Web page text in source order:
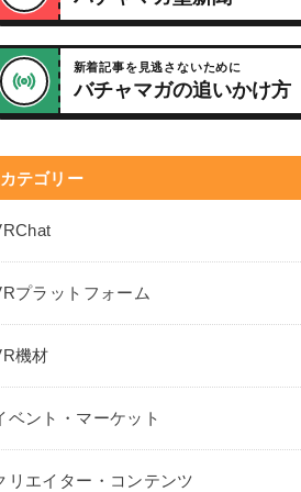
新着記事を見逃さないために
バチャマガの追いかけ方
カテゴリー
プラットフォーム
機材
ベント・マーケット
リエイター・コンテンツ